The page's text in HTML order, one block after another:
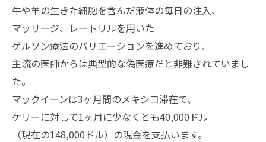
牛や羊の生きた細胞を含んだ液体の毎日の注入、
マッサージ、レートリルを用いた
ゲルソン療法のバリエーションを進めており、
主流の医師からは典型的な偽医療だと非難されていまし
た。
マックイーンは3ヶ月間のメキシコ滞在で、
ケリーに対して1ヶ月に少なくとも40,000ドル
（現在の148,000ドル）の現金を支払います。